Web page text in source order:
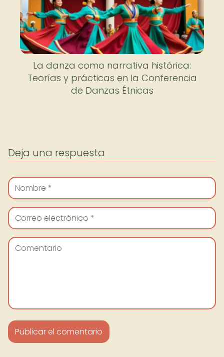
La danza como narrativa histórica:
Teorías y prácticas en la Conferencia
de Danzas Étnicas
Deja una respuesta